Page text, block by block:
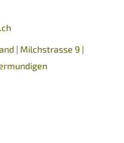
ch
| Milchstrasse 9 |